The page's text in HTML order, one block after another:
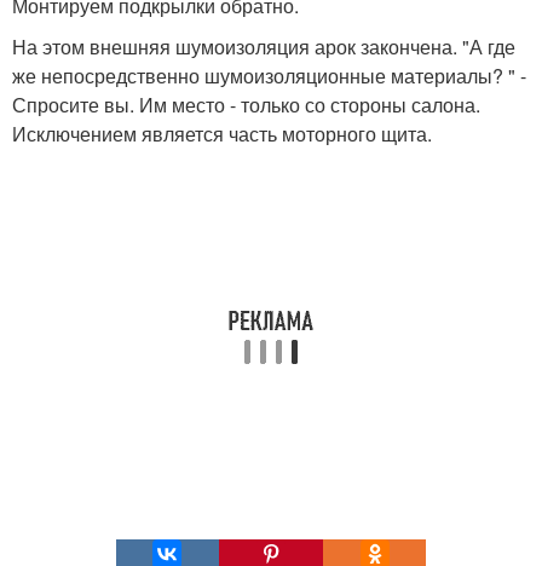
На этом внешняя шумоизоляция арок закончена. "А где
же непосредственно шумоизоляционные материалы? " -
Спросите вы. Им место - только со стороны салона.
Исключением является часть моторного щита.